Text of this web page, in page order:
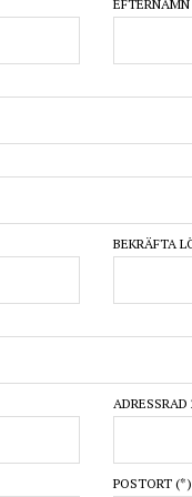
EFTERNAMN
BEKRÄFTA
ADRESSRAD
POSTORT (*)